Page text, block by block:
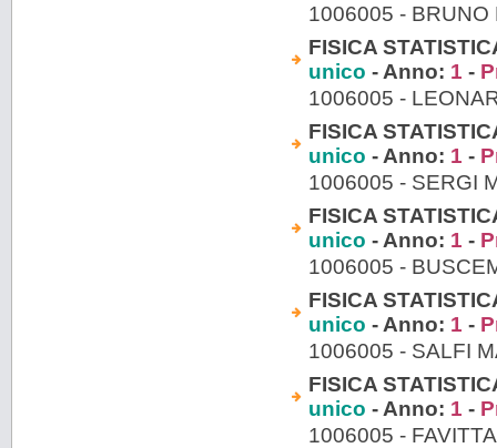
1006005 - BRUNO
FISICA
unico - Anno: 1 -
1006005 -
FISICA
unico - Anno: 1 -
1006005 - SERGI
FISICA
unico - Anno: 1 -
1006005 -
FISICA
unico - Anno: 1 -
1006005 - SALFI
FISICA
unico - Anno: 1 -
1006005 -